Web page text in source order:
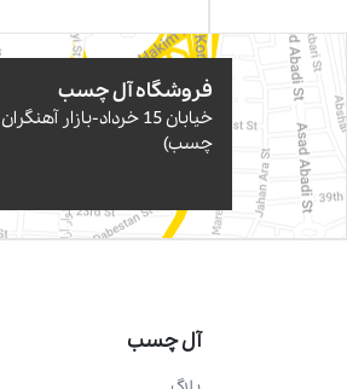
فروشگاه آل چسب
خيابان 15 خرداد-بازار
چسب)
آل چسب